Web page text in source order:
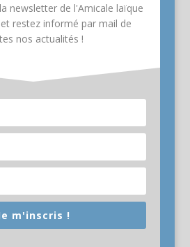
newsletter de l'Amicale laïque
restez informé par mail de
nos actualités !
m'inscris !